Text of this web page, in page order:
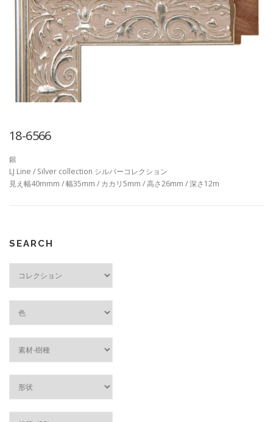
18-6566
銀
LJ Line / Silver collection シルバーコレクション
見え幅40mmm / 幅35mm / カカリ5mm / 高さ26mm / 深さ12m
SEARCH